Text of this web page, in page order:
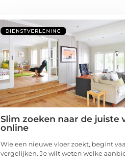
DIENSTVERLENING
Slim zoeken naar de juiste
online
Wie een nieuwe vloer zoekt, begint
vergelijken. Je wilt weten welke